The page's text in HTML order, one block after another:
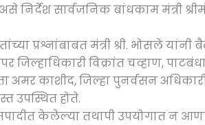
निर्देश सार्वजनिक बांधकाम मंत्री
प्रश्नांबाबत मंत्री श्री. भोसले
जिल्हाधिकारी विक्रांत चव्हाण,
अमर काशीद, जिल्हा पुनर्वसन
उपस्थित होते.
केलेल्या तथापी उपयोगात न